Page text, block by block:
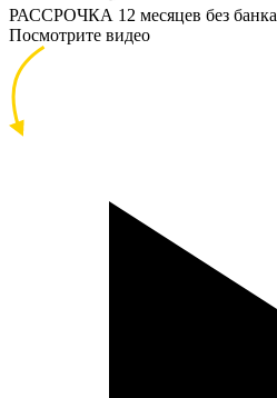
РАССРОЧКА 12 месяцев без банка
Посмотрите видео